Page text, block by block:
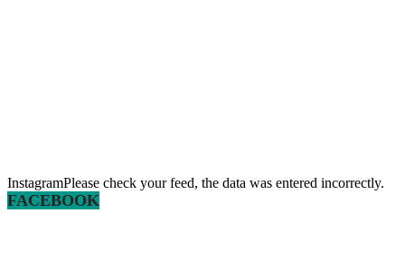
InstagramPlease check your feed, the data was entered incorrectly.
FACEBOOK